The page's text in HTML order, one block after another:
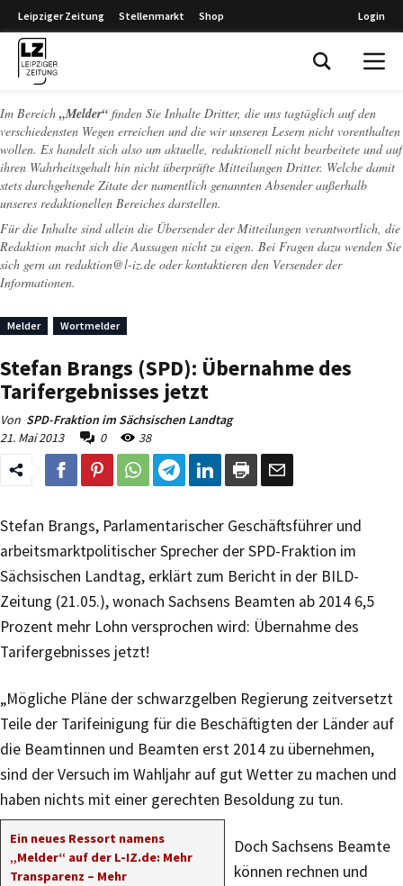
Leipziger Zeitung Stellenmarkt Shop Login
Im Bereich „Melder“ finden Sie Inhalte Dritter, die uns tagtäglich auf den
verschiedensten Wegen erreichen und die wir unseren Lesern nicht vorenthalten
wollen. Es handelt sich also um aktuelle, redaktionell nicht bearbeitete und auf
ihren Wahrheitsgehalt hin nicht überprüfte Mitteilungen Dritter. Welche damit
stets durchgehende Zitate der namentlich genannten Absender außerhalb
unseres redaktionellen Bereiches darstellen.
Für die Inhalte sind allein die Übersender der Mitteilungen verantwortlich, die
Redaktion macht sich die Aussagen nicht zu eigen. Bei Fragen dazu wenden Sie
sich gern an redaktion@l-iz.de oder kontaktieren den Versender der
Informationen.
Melder Wortmelder
Stefan Brangs (SPD): Übernahme des
Tarifergebnisses jetzt
Von SPD-Fraktion im Sächsischen Landtag
21. Mai 2013
0 38
Stefan Brangs, Parlamentarischer Geschäftsführer und
arbeitsmarktpolitischer Sprecher der SPD-Fraktion im
Sächsischen Landtag, erklärt zum Bericht in der BILD-
Zeitung (21.05.), wonach Sachsens Beamten ab 2014 6,5
Prozent mehr Lohn versprochen wird: Übernahme des
Tarifergebnisses jetzt!
„Mögliche Pläne der schwarzgelben Regierung zeitversetzt
Teile der Tarifeinigung für die Beschäftigten der Länder auf
die Beamtinnen und Beamten erst 2014 zu übernehmen,
sind der Versuch im Wahljahr auf gut Wetter zu machen und
haben nichts mit einer gerechten Besoldung zu tun.
Ein neues Ressort namens
„Melder“ auf der L-IZ.de: Mehr
Transparenz – Mehr
Doch Sachsens Beamte
können rechnen und